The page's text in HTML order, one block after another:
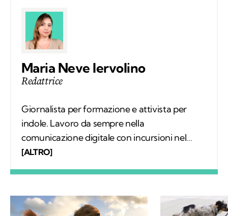
Maria Neve Iervolino
Redattrice
Giornalista per formazione e attivista per
indole. Lavoro da sempre nella
comunicazione digitale con incursioni nel
mondo della carta stampata, dove mi sono
all’aria aperta, e appena posso mi cimento in
percorsi di trekking nella natura. Nella filosofia
[ALTRO]